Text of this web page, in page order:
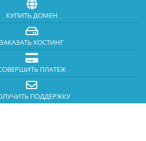
КУПИТЬ ДОМЕН
ЗАКАЗАТЬ ХОСТИНГ
ПЛАТЕЖ
ПОДДЕРЖКУ